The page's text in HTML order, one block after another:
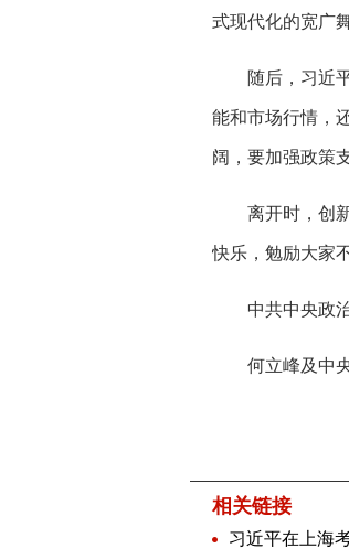
式现代化的宽广
随后，习近平
能和市场行情，
阔，要加强政策
离开时，创新
快乐，勉励大家
中共中央政治
何立峰及中央
相关链接